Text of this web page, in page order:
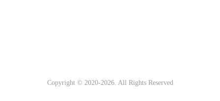
Copyright © 2020-2026. All Rights Reserved